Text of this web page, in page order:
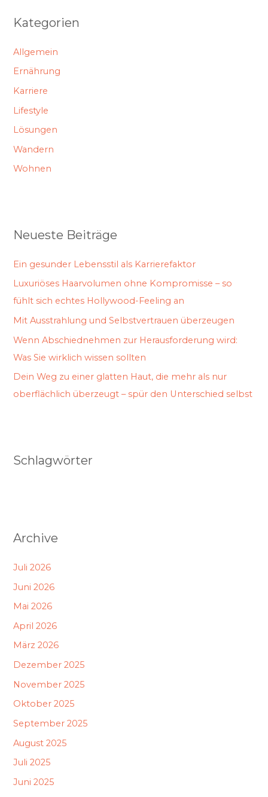
Kategorien
Allgemein
Ernährung
Karriere
Lifestyle
Lösungen
Wandern
Wohnen
Neueste Beiträge
Ein gesunder Lebensstil als Karrierefaktor
Luxuriöses Haarvolumen ohne Kompromisse – so
fühlt sich echtes Hollywood-Feeling an
Mit Ausstrahlung und Selbstvertrauen überzeugen
Wenn Abschiednehmen zur Herausforderung wird:
Was Sie wirklich wissen sollten
Dein Weg zu einer glatten Haut, die mehr als nur
oberflächlich überzeugt – spür den Unterschied selbst
Schlagwörter
Archive
Juli 2026
Juni 2026
Mai 2026
April 2026
März 2026
Dezember 2025
November 2025
Oktober 2025
September 2025
August 2025
Juli 2025
Juni 2025